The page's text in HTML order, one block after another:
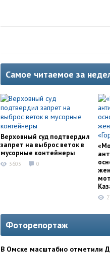
Самое читаемое за
Верховный суд подтвердил
запрет на выброс веток в
мусорные контейнеры
3603 0
Фоторепортаж
В Омске масштабно отметили